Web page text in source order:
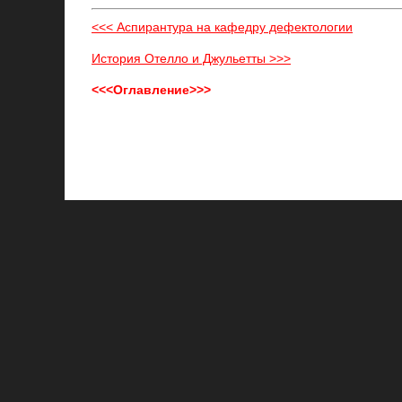
<<< Аспирантура на кафедру дефектологии
История Отелло и Джульетты >>>
<<<Оглавление>>>